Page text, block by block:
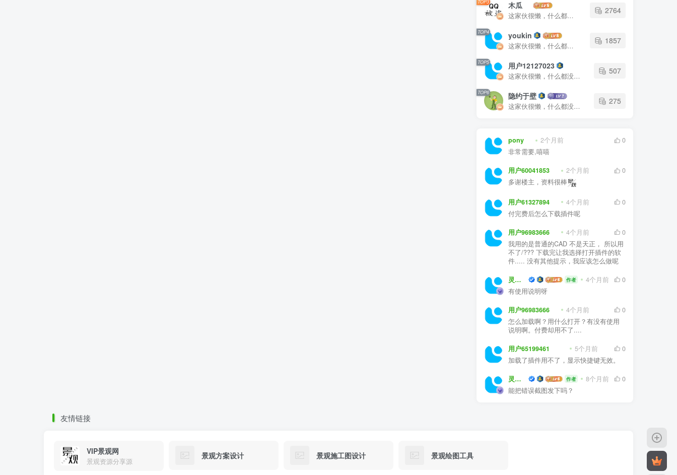
TOP3 木瓜
这家伙很懒，什么都没有写...
2764
TOP4 youkin
这家伙很懒，什么都没有写...
1857
TOP5 用户12127023
这家伙很懒，什么都没有写...
507
TOP6 隐约于壁
这家伙很懒，什么都没有写...
275
pony 2个月前
0
非常需要,嘻嘻
用户60041853 2个月前
0
多谢楼主，资料很棒
用户61327894 4个月前
0
付完费后怎么下载插件呢
用户96983666 4个月前
0
我用的是普通的CAD 不是天正， 所以用
不了/??? 下载完让我选择打开插件的软
件..... 没有其他提示，我应该怎么做呢
灵感屋 作者 4个月前
0
有使用说明呀
用户96983666 4个月前
0
怎么加载啊？用什么打开？有没有使用
说明啊。付费却用不了....
用户65199461 5个月前
0
加载了插件用不了，显示快捷键无效。
灵感屋 作者 8个月前
0
能把错误截图发下吗？
友情链接
VIP景观网
景观资源分享源
景观方案设计 景观施工图设计 景观绘图工具